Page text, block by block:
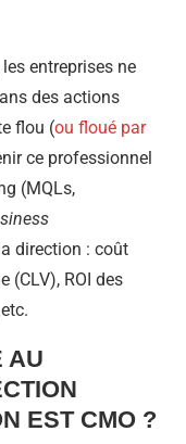
entreprises ne
des actions
flou (ou floué par
ce professionnel
(MQLs,
direction : coût
(CLV), ROI des
AU
EST CMO ?